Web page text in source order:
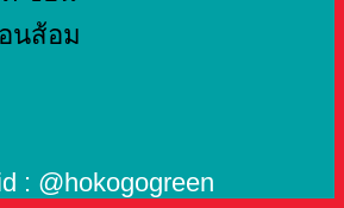
: @hokogogreen